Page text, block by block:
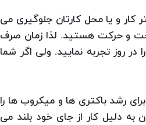
کار و یا محل کارتان جلوگیری می
و حرکت هستید. لذا زمان صرف
روز تجربه نمایید. ولی اگر شما
رشد باکتری ها و میکروب ها را
به دلیل کار از جای خود بلند می